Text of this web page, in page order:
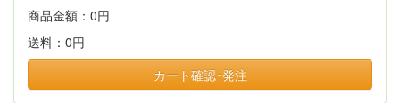
商品金額： 0円
送料： 0円
カート確認･発注